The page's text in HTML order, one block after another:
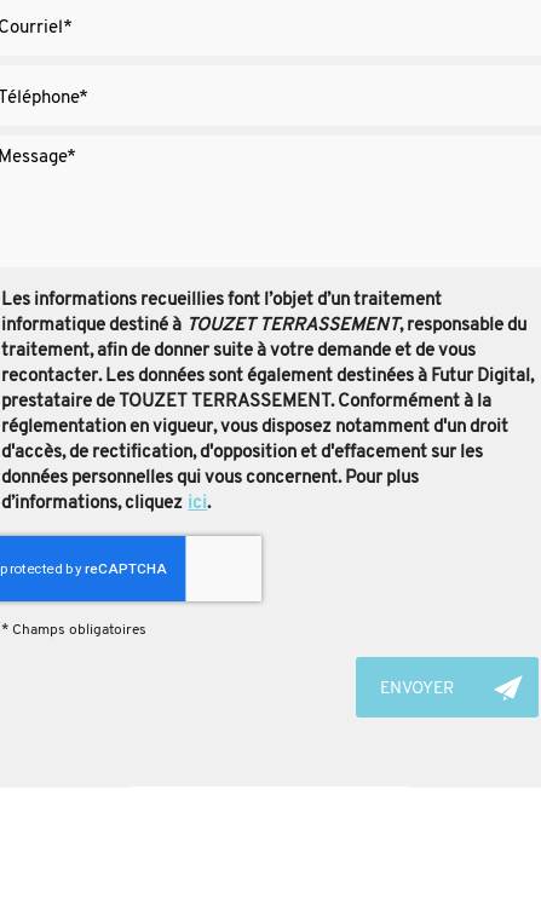
Les informations recueillies font l’objet d’un traitement
informatique destiné à TOUZET TERRASSEMENT, responsable du
traitement, afin de donner suite à votre demande et de vous
recontacter. Les données sont également destinées à Futur Digital,
prestataire de TOUZET TERRASSEMENT. Conformément à la
réglementation en vigueur, vous disposez notamment d'un droit
d'accès, de rectification, d'opposition et d'effacement sur les
données personnelles qui vous concernent. Pour plus
d’informations, cliquez ici.
*Champs obligatoires